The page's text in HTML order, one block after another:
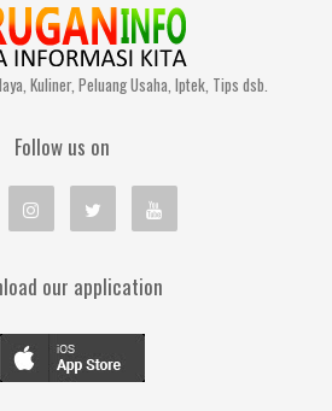
Kuliner, Peluang Usaha, Iptek, Tips dsb.
Follow us on
our application